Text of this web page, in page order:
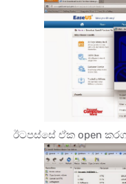
ඊටපස්සේ ඒක open